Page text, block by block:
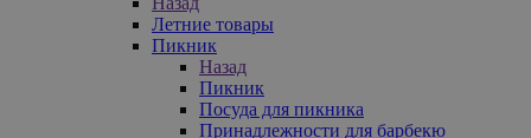
Летние товары
Пикник
Назад
Пикник
Посуда для пикника
Принадлежности для барбекю